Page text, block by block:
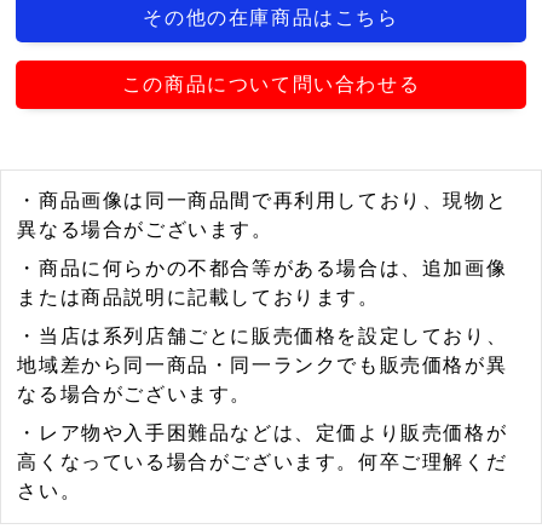
その他の在庫商品はこちら
この商品について問い合わせる
・商品画像は同一商品間で再利用しており、現物と
異なる場合がございます。
・商品に何らかの不都合等がある場合は、追加画像
または商品説明に記載しております。
・当店は系列店舗ごとに販売価格を設定しており、
地域差から同一商品・同一ランクでも販売価格が異
なる場合がございます。
・レア物や入手困難品などは、定価より販売価格が
高くなっている場合がございます。何卒ご理解くだ
さい。